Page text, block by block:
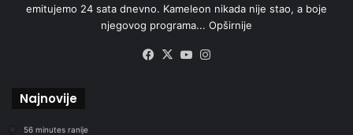
emitujemo 24 sata dnevno. Kameleon nikada nije stao, a boje
njegovog programa... Opširnije
Facebook
X YouTube
Najnovije
56 minutes ranije